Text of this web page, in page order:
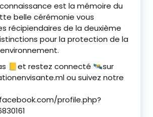
est la mémoire du
belle cérémonie vous
récipiendaires de la deuxième
pour la protection de la
📒et restez connecté 🛰sur
ou suivez notre
profile.php?